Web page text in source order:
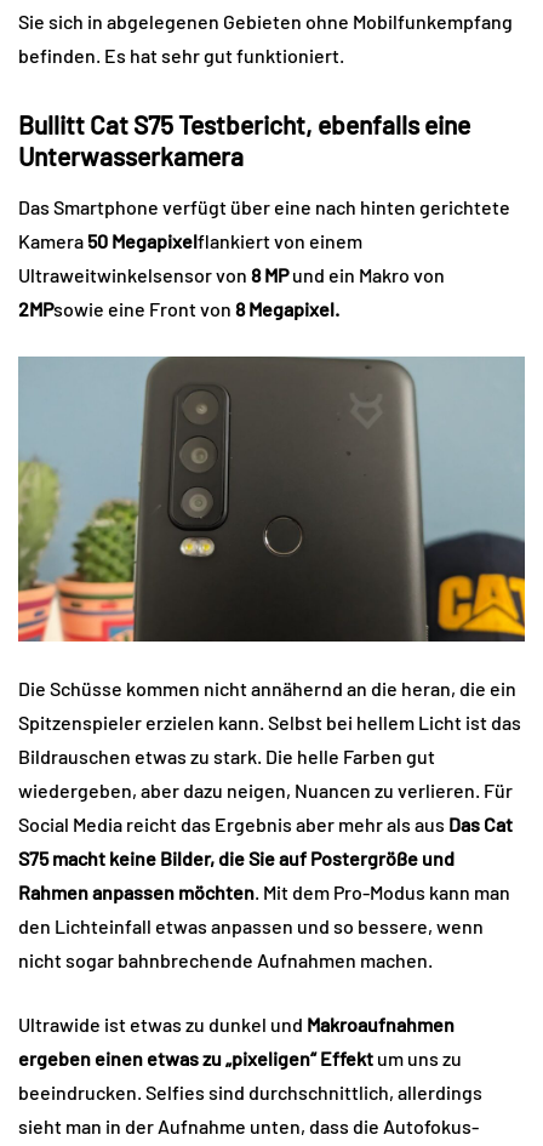
Sie sich in abgelegenen Gebieten ohne Mobilfunkempfang
befinden. Es hat sehr gut funktioniert.
Bullitt Cat S75 Testbericht, ebenfalls eine
Unterwasserkamera
Das Smartphone verfügt über eine nach hinten gerichtete
Kamera 50 Megapixelflankiert von einem
Ultraweitwinkelsensor von 8 MPund ein Makro von
2MPsowie eine Front von 8 Megapixel.
Die Schüsse kommen nicht annähernd an die heran, die ein
Spitzenspieler erzielen kann. Selbst bei hellem Licht ist das
Bildrauschen etwas zu stark. Die helle Farben gut
wiedergeben, aber dazu neigen, Nuancen zu verlieren. Für
Social Media reicht das Ergebnis aber mehr als aus Das Cat
S75 macht keine Bilder, die Sie auf Postergröße und
Rahmen anpassen möchten. Mit dem Pro-Modus kann man
den Lichteinfall etwas anpassen und so bessere, wenn
nicht sogar bahnbrechende Aufnahmen machen.
Ultrawide ist etwas zu dunkel und Makroaufnahmen
ergeben einen etwas zu „pixeligen“ Effekt um uns zu
beeindrucken. Selfies sind durchschnittlich, allerdings
sieht man in der Aufnahme unten, dass die Autofokus-